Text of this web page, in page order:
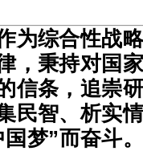
为综合性战
，秉持对国
信条， 追崇
民智、析实
梦”而奋斗